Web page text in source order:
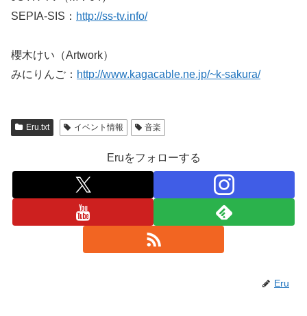
SEPIA-SIS： http://ss-tv.info/
櫻木けい（Artwork）
みにりんご： http://www.kagacable.ne.jp/~k-sakura/
Eru.txt イベント情報 音楽
Eruをフォローする
Eru